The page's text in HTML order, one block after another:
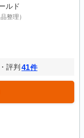
ルド
整理）
評判 41件